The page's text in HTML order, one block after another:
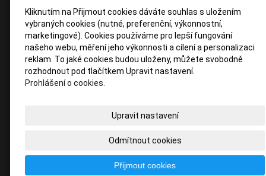
Kliknutím na Přijmout cookies dáváte souhlas s uložením
vybraných cookies (nutné, preferenční, výkonnostní,
marketingové). Cookies používáme pro lepší fungování
našeho webu, měření jeho výkonnosti a cílení a personalizaci
reklam. To jaké cookies budou uloženy, můžete svobodně
rozhodnout pod tlačítkem Upravit nastavení.
Prohlášení o cookies.
Upravit nastavení
Odmítnout cookies
Přijmout cookies